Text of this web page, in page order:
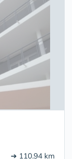
➔ 110.94 km